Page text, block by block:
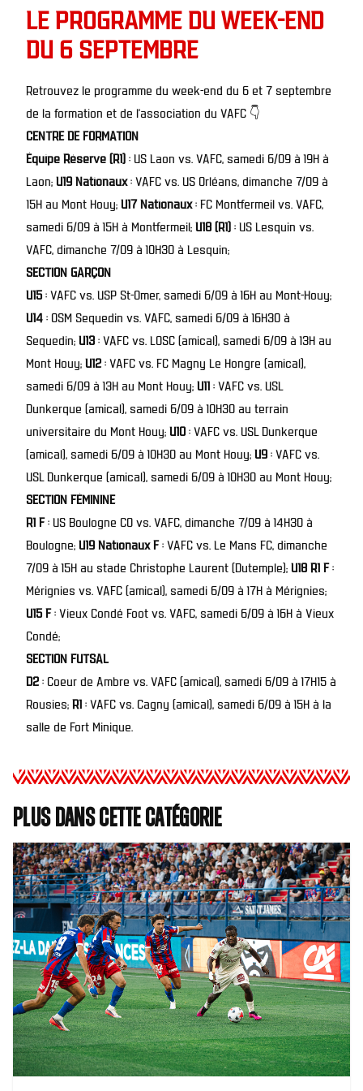
LE PROGRAMME DU WEEK-END
DU 6 SEPTEMBRE
Retrouvez le programme du week-end du 6 et 7 septembre
de la formation et de l’association du VAFC 👇
CENTRE DE FORMATION
Équipe Réserve (R1) : US Laon vs. VAFC, samedi 6/09 à 19H à
Laon; U19 Nationaux: VAFC vs. US Orléans, dimanche 7/09 à
15H au Mont Houy; U17 Nationaux: FC Montfermeil vs. VAFC,
samedi 6/09 à 15H à Montfermeil; U18 (R1) : US Lesquin vs.
VAFC, dimanche 7/09 à 10H30 à Lesquin;
SECTION GARÇON
U15 : VAFC vs. USP St-Omer, samedi 6/09 à 16H au Mont-Houy;
U14 : OSM Sequedin vs. VAFC, samedi 6/09 à 16H30 à
Sequedin; U13 : VAFC vs. LOSC (amical), samedi 6/09 à 13H au
Mont Houy; U12 : VAFC vs. FC Magny Le Hongre (amical),
samedi 6/09 à 13H au Mont Houy; U11 : VAFC vs. USL
Dunkerque (amical), samedi 6/09 à 10H30 au terrain
universitaire du Mont Houy; U10 : VAFC vs. USL Dunkerque
(amical), samedi 6/09 à 10H30 au Mont Houy; U9 : VAFC vs.
USL Dunkerque (amical), samedi 6/09 à 10H30 au Mont Houy;
SECTION FÉMININE
R1 F: US Boulogne CO vs. VAFC, dimanche 7/09 à 14H30 à
Boulogne; U19 Nationaux F: VAFC vs. Le Mans FC, dimanche
7/09 à 15H au stade Christophe Laurent (Dutemple); U18 R1 F:
Mérignies vs. VAFC (amical), samedi 6/09 à 17H à Mérignies;
U15 F: Vieux Condé Foot vs. VAFC, samedi 6/09 à 16H à Vieux
Condé;
SECTION FUTSAL
D2 : Coeur de Ambre vs. VAFC (amical), samedi 6/09 à 17H15 à
Rousies; R1 : VAFC vs. Cagny (amical), samedi 6/09 à 15H à la
salle de Fort Minique.
Plus dans cette catégorie